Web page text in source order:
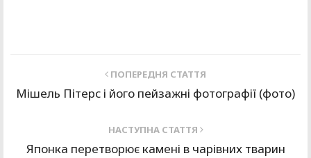
ПОПЕРЕДНЯ СТАТТЯ
Мішель Пітерс і його пейзажні фотографії (фото)
НАСТУПНА СТАТТЯ
Японка перетворює камені в чарівних тварин